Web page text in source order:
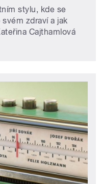
stylu, kde se
zdraví a jak
Cajthamlová